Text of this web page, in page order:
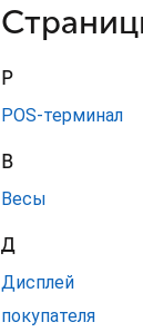
P
POS-терминал
В
Весы
Д
Дисплей
покупателя